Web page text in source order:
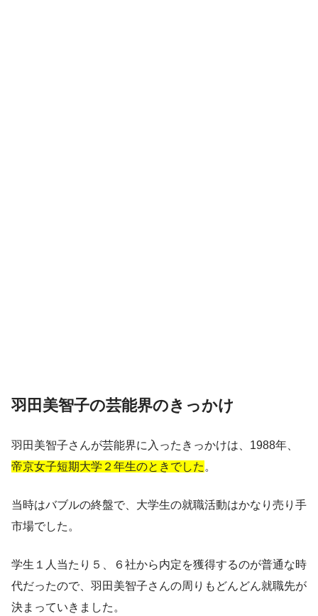
羽田美智子の芸能界のきっかけ
羽田美智子さんが芸能界に入ったきっかけは、1988年、
帝京女子短期大学２年生のときでした 。
当時はバブルの終盤で、大学生の就職活動はかなり売り手
市場でした。
学生１人当たり５、６社から内定を獲得するのが普通な時
代だったので、羽田美智子さんの周りもどんどん就職先が
決まっていきました。